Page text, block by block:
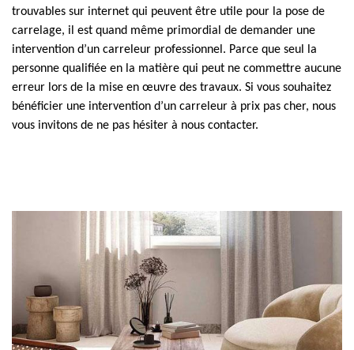
trouvables sur internet qui peuvent être utile pour la pose de
carrelage, il est quand même primordial de demander une
intervention d’un carreleur professionnel. Parce que seul la
personne qualifiée en la matière qui peut ne commettre aucune
erreur lors de la mise en œuvre des travaux. Si vous souhaitez
bénéficier une intervention d’un carreleur à prix pas cher, nous
vous invitons de ne pas hésiter à nous contacter.